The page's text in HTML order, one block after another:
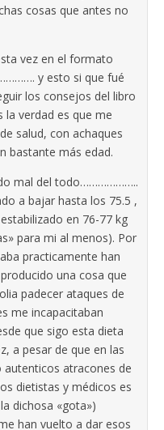
cosas que antes no
vez en el formato
y esto si que fué
los consejos del libro
la verdad es que me
salud, con achaques
bastante más edad.
mal del todo………………..
a bajar hasta los 75.5 ,
en 76-77 kg
para mi al menos). Por
practicamente han
una cosa que
padecer ataques de
me incapacitaban
que sigo esta dieta
a pesar de que en las
atracones de
dietistas y médicos es
dichosa «gota»)
han vuelto a dar esos